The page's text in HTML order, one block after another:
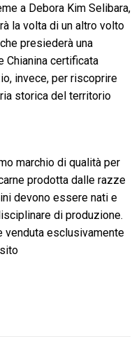
a Debora Kim Selibara,
la volta di un altro volto
presiederà una
Chianina certificata
invece, per riscoprire
storica del territorio
marchio di qualità per
prodotta dalle razze
devono essere nati e
di produzione.
venduta esclusivamente